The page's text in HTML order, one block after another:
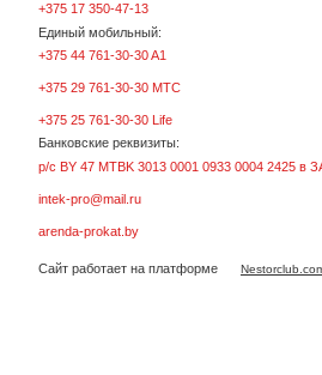
+375 17 350-47-13
Единый мобильный:
+375 44 761-30-30 A1
+375 29 761-30-30 МТС
+375 25 761-30-30 Life
Банковские реквизиты:
р/с BY 47 MTBK 3013 0001 0933 0004 2425 в
intek-pro@mail.ru
arenda-prokat.by
Сайт работает на платформе